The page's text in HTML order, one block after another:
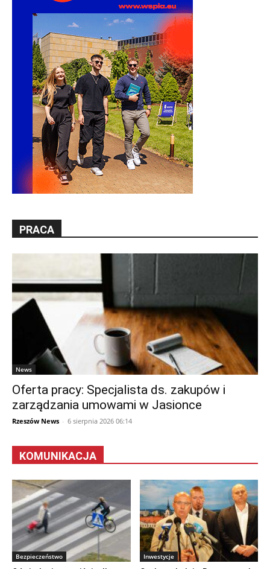
PRACA
News
Oferta pracy: Specjalista ds. zakupów i
zarządzania umowami w Jasionce
Rzeszów News - 6 sierpnia 2026 06:14
KOMUNIKACJA
Bezpieczeństwo Inwestycje